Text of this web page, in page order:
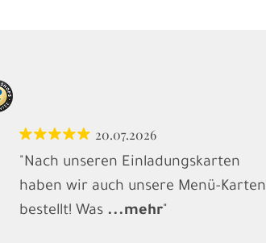
20.07.2026
"Nach unseren Einladungskarten
haben wir auch unsere Menü-Karten
bestellt! Was ...mehr